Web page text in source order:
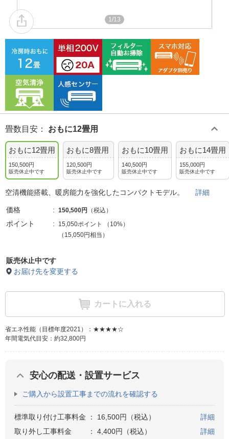
1/13
畳数目安 ： おもに12畳用
おもに12畳用
150,500円
販売休止中です
おもに8畳用
120,500円
販売休止中です
おもに10畳用
140,500円
販売休止中です
おもに14畳用
155,000円
販売休止中です
空清機能搭載、暖房能力を強化したコンパクトモデル。 詳細
価格 150,500円 （税込）
ポイント 15,050ポイント （ 10%）
（15,050円相当）
販売休止中です
お届け先を変更する
カートに入れる
省エネ性能（目標年度2021）：★★★★☆
年間電気代目安：約32,800円
安心の配送・設置サービス
ご購入から設置工事までの流れを確認する
標準取り付け工事料金 ： 16,500円（税込）
詳細
取り外し工事料金
： 4,400円（税込）
詳細